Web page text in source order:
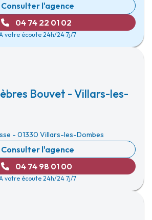
Consulter l'agence
04 74 22 01 02
votre écoute 24h/24 7j/7
Bouvet - Villars-les-
- 01330 Villars-les-Dombes
Consulter l'agence
04 74 98 01 00
votre écoute 24h/24 7j/7